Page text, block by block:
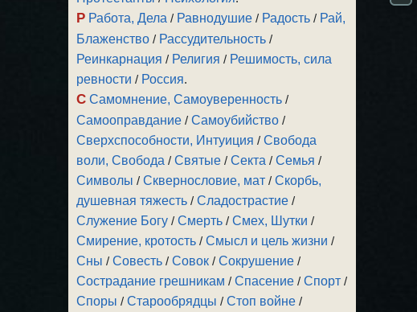
Р Работа, Дела / Равнодушие / Радость / Рай,
Блаженство / Рассудительность /
Реинкарнация / Религия / Решимость, сила
ревности / Россия.
С Самомнение, Самоуверенность /
Самооправдание /Самоубийство /
Сверхспособности, Интуиция /Свобода
воли, Свобода /Святые /Секта /Семья /
Символы /Сквернословие, мат /Скорбь,
душевная тяжесть /Сладострастие /
Служение Богу /Смерть /Смех, Шутки /
Смирение, кротость /Смысл и цель жизни /
Сны /Совесть /Совок /Сокрушение /
Сострадание грешникам /Спасение /Спорт /
Споры /Старообрядцы /Стоп войне /